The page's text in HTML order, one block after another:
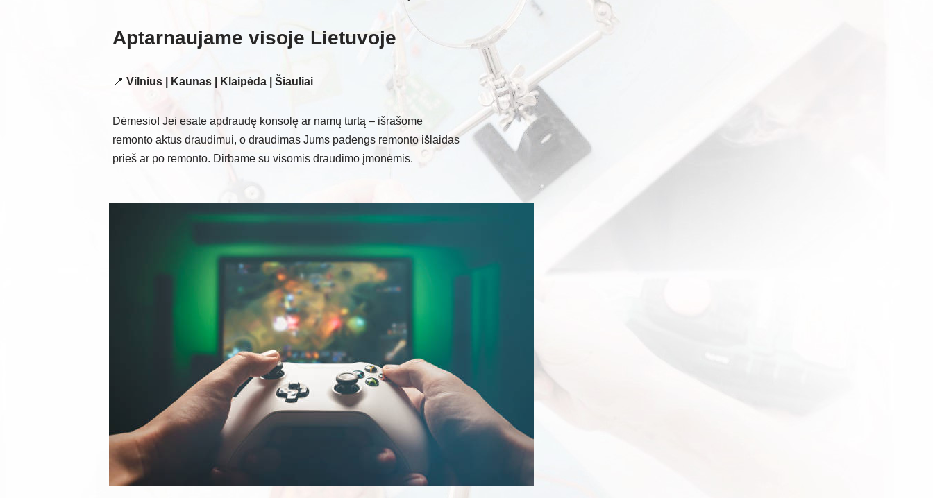
Aptarnaujame visoje Lietuvoje
📍 Vilnius | Kaunas | Klaipėda | Šiauliai
Dėmesio! Jei esate apdraudę konsolę ar namų turtą – išrašome
remonto aktus draudimui, o draudimas Jums padengs remonto išlaidas
prieš ar po remonto. Dirbame su visomis draudimo įmonėmis.